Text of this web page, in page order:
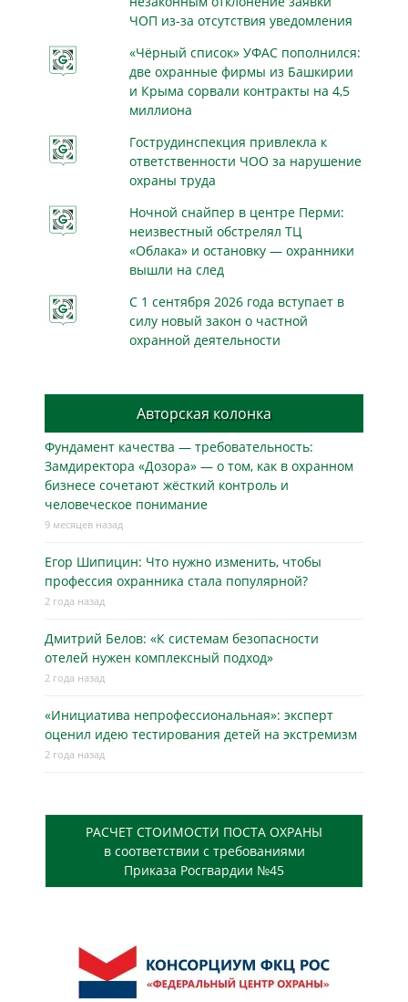
ЧОП из-за отсутствия уведомления
«Чёрный список» УФАС пополнился:
две охранные фирмы из Башкирии
и Крыма сорвали контракты на 4,5
миллиона
Гострудинспекция привлекла к
ответственности ЧОО за нарушение
охраны труда
Ночной снайпер в центре Перми:
неизвестный обстрелял ТЦ
«Облака» и остановку — охранники
вышли на след
С 1 сентября 2026 года вступает в
силу новый закон о частной
охранной деятельности
Авторская колонка
Фундамент качества — требовательность:
Замдиректора «Дозора» — о том, как в охранном
бизнесe сочетают жёсткий контроль и
человеческое понимание
9 месяцев назад
Егор Шипицин: Что нужно изменить, чтобы
профессия охранника стала популярной?
2 года назад
Дмитрий Белов: «К системам безопасности
отелей нужен комплексный подход»
2 года назад
«Инициатива непрофессиональная»: эксперт
оценил идею тестирования детей на экстремизм
2 года назад
РАСЧЕТ СТОИМОСТИ ПОСТА ОХРАНЫ
в соответствии с требованиями
Приказа Росгвардии №45